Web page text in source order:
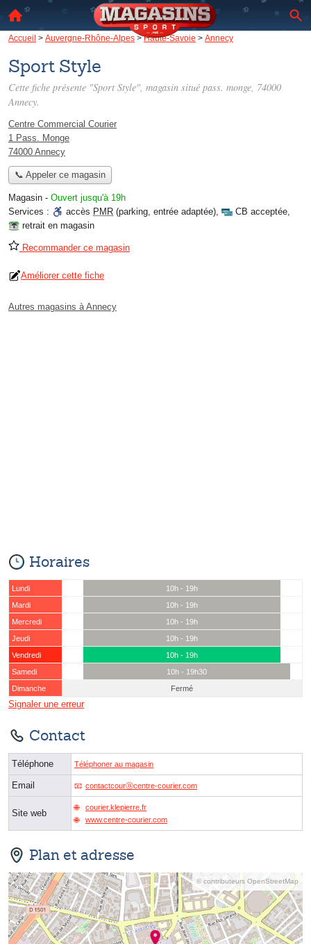
Accueil > Auvergne-Rhône-Alpes >Haute-Savoie > Annecy
Sport Style
Cette fiche présente "Sport Style", magasin situé pass. monge, 74000
Annecy.
Centre Commercial Courier
1 Pass. Monge
74000 Annecy
📞 Appeler ce magasin
Magasin - Ouvert jusqu'à 19h
Services :
accès PMR (parking, entrée adaptée), CB acceptée,
retrait en magasin
Recommander ce magasin
Améliorer cette fiche
Autres magasins à Annecy
Horaires
Lundi
10h - 19h
Mardi
10h - 19h
Mercredi
10h - 19h
Jeudi
10h - 19h
Vendredi
10h - 19h
Samedi
10h - 19h30
Dimanche
Fermé
Signaler une erreur
Contact
Téléphone Téléphoner au magasin
Email contactcourⓐcentre-courier.com
Site web
courier.klepierre.fr
www.centre-courier.com
Plan et adresse
© contributeurs OpenStreetMap